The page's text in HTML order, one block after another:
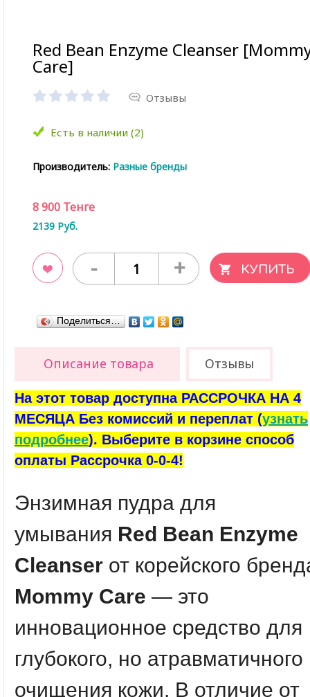
Red Bean Enzyme Cleanser
Care]
Отзывы
Есть в наличии (2)
Производитель: Разные бренды
8 900 Тенге
2139 Руб.
- +
Поделиться…
Описание товара Отзывы
На этот товар доступна РАССРОЧКА НА 4
МЕСЯЦА Без комиссий и переплат (узнать
подробнее). Выберите в корзине способ
оплаты Рассрочка 0-0-4!
Энзимная пудра для
умывания Red Bean Enzyme
Cleanser от корейского
Mommy Care — это
инновационное средство для
глубокого, но атравматичного
очищения кожи. В отличие от